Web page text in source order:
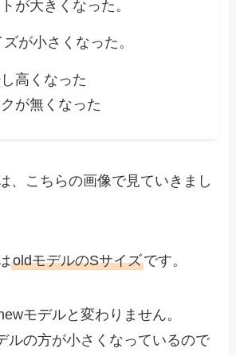
が大きくなった。
が小さくなった。
高くなった
が無くなった
、こちらの画像で見ていきまし
oldモデルのSサイズです。
モデルと変わりません。
ルの方が小さくなっているので